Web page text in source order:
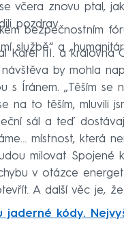
včera znovu ptal,
pozdrav.
bezpečnostním
službě“ a
Karel III. a královna
by mohla
s Íránem. „Těším se
na to těším, mluvili
sál a teď
místnost, která
milovat Spojené
v otázce
A další věc je,
jaderné kódy.